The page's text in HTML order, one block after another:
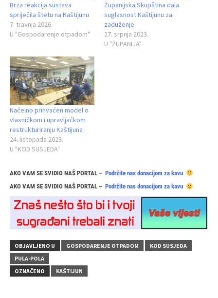
Brza reakcija sustava
spriječila štetu na Kaštijunu
7. travnja 2026.
U "Gospodarenje otpadom"
Županijska Skupština dala
suglasnost Kaštijunu za
zaduženje
27. srpnja 2023.
U "ŽUPANIJA"
Načelno prihvaćen model o
vlasničkom i upravljačkom
restrukturiranju Kaštijuna
24. listopada 2023.
U "KOD SUSJEDA"
AKO VAM SE SVIDIO NAŠ PORTAL – Podržite nas donacijom za kavu
AKO VAM SE SVIDIO NAŠ PORTAL – Podržite nas donacijom za kavu
OBJAVLJENO U GOSPODARENJE OTPADOM
KOD SUSJEDA
PULA-POLA
OZNAČENO
KAŠTIJUN